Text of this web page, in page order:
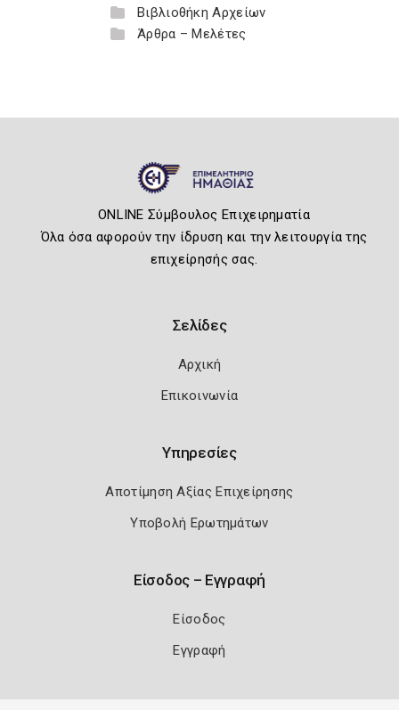
Βιβλιοθήκη Αρχείων
Άρθρα – Μελέτες
ONLINE Σύμβουλος Επιχειρηματία
Όλα όσα αφορούν την ίδρυση και την λειτουργία της
επιχείρησής σας.
Σελίδες
Αρχική
Επικοινωνία
Υπηρεσίες
Αποτίμηση Αξίας Επιχείρησης
Υποβολή Ερωτημάτων
Είσοδος – Εγγραφή
Είσοδος
Εγγραφή